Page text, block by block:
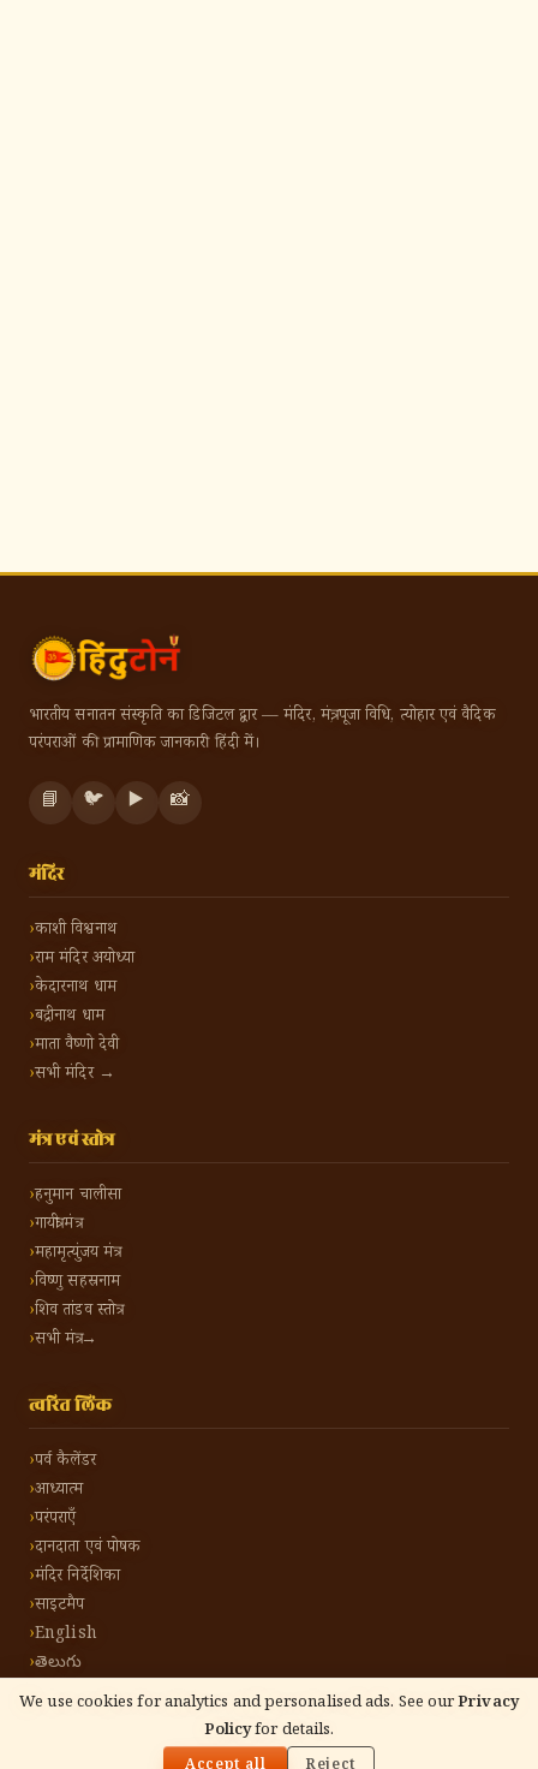
We use cookies for analytics and personalised ads. See ourPrivacy
Policyfor details.
भारतीय सनातन संस्कृति का डिजिटल द्वार — मंदिर, मंत्र, पूजा विधि, त्योहार एवं वैदिक
परंपराओं की प्रामाणिक जानकारी हिंदी में।
📘 🐦 ▶️ 📸
मंदिर
काशी विश्वनाथ
राम मंदिर अयोध्या
केदारनाथ धाम
बद्रीनाथ धाम
माता वैष्णो देवी
सभी मंदिर →
मंत्र एवं स्तोत्र
हनुमान चालीसा
गायत्री मंत्र
महामृत्युंजय मंत्र
विष्णु सहस्रनाम
शिव तांडव स्तोत्र
सभी मंत्र →
त्वरित लिंक
पर्व कैलेंडर
आध्यात्म
परंपराएँ
दानदाता एवं पोषक
मंदिर निर्देशिका
साइटमैप
English
తెలుగు
हिंदू टोन हिंदी। सर्वाधिकार सुरक्षित। गोपनीयता नीति